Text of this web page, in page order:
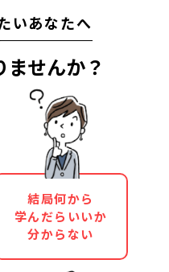
いあなたへ
せんか？
結局何から
学んだらいいか
分からない